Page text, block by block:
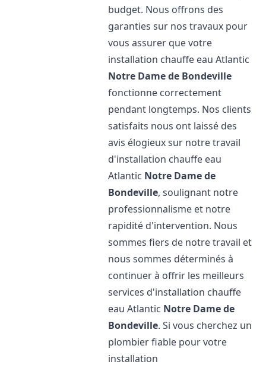
budget. Nous offrons des
garanties sur nos travaux pour
vous assurer que votre
installation chauffe eau Atlantic
Notre Dame de Bondeville
fonctionne correctement
pendant longtemps. Nos clients
satisfaits nous ont laissé des
avis élogieux sur notre travail
d'installation chauffe eau
Atlantic Notre Dame de
Bondeville, soulignant notre
professionnalisme et notre
rapidité d'intervention. Nous
sommes fiers de notre travail et
nous sommes déterminés à
continuer à offrir les meilleurs
services d'installation chauffe
eau Atlantic Notre Dame de
Bondeville. Si vous cherchez un
plombier fiable pour votre
installation